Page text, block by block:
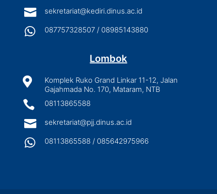
 sekretariat@kediri.dinus.ac.id
 087757328507 / 08985143880
Lombok

Komplek Ruko Grand Linkar 11-12, Jalan
Gajahmada No. 170, Mataram, NTB
 08113865588
 sekretariat@pjj.dinus.ac.id
 08113865588 / 085642975966